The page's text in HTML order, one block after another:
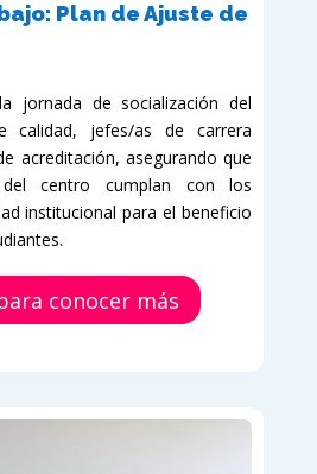
Plan de Ajuste de
jornada de socialización del
calidad, jefes/as de carrera
acreditación, asegurando que
centro cumplan con los
institucional para el beneficio
conocer más